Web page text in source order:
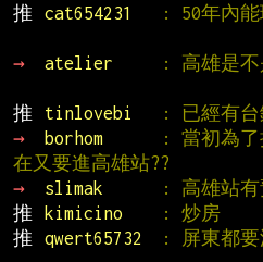
推
cat654231
: 50年內
→
atelier
: 高雄是不
推
tinlovebi : 已經有台
→
borhom
: 當初為
在又要進高雄站??
→
slimak : 高雄站有
推
kimicino : 炒房
推
qwert65732
: 屏東都要